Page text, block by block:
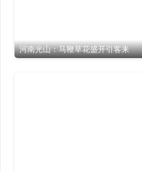
河南光山：马鞭草花盛开引客来